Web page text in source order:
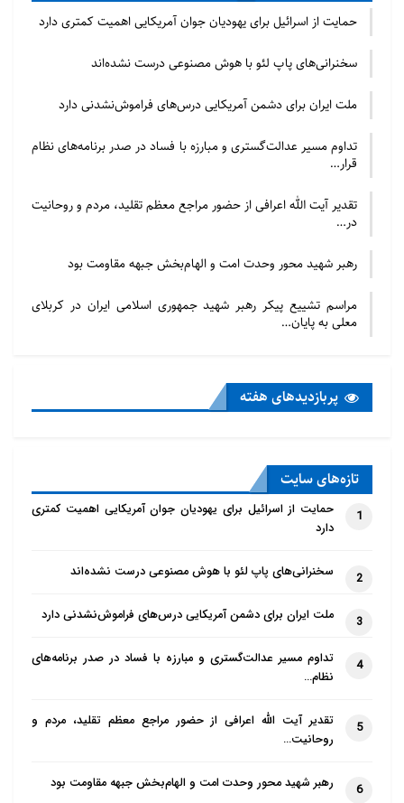
حمایت از اسرائیل برای یهودیان جوان آمریکایی اهمیت کمتری دارد
سخنرانی‌های پاپ لئو با هوش مصنوعی درست نشده‌اند
ملت ایران برای دشمن آمریکایی درس‌های فراموش‌نشدنی دارد
تداوم مسیر عدالت‌گستری و مبارزه با فساد در صدر برنامه‌های نظام
قرار…
تقدیر آیت الله اعرافی از حضور مراجع معظم تقلید، مردم و روحانیت
در…
رهبر شهید محور وحدت امت و الهام‌بخش جبهه مقاومت بود
مراسم تشییع پیکر رهبر شهید جمهوری اسلامی ایران در کربلای
معلی به پایان…
پربازدید‌های هفته
تازه‌‌های سایت
1
حمایت از اسرائیل برای یهودیان جوان آمریکایی اهمیت کمتری
دارد
2 سخنرانی‌های پاپ لئو با هوش مصنوعی درست نشده‌اند
3 ملت ایران برای دشمن آمریکایی درس‌های فراموش‌نشدنی دارد
4
تداوم مسیر عدالت‌گستری و مبارزه با فساد در صدر برنامه‌های
نظام…
5
تقدیر آیت الله اعرافی از حضور مراجع معظم تقلید، مردم و
روحانیت…
6 رهبر شهید محور وحدت امت و الهام‌بخش جبهه مقاومت بود